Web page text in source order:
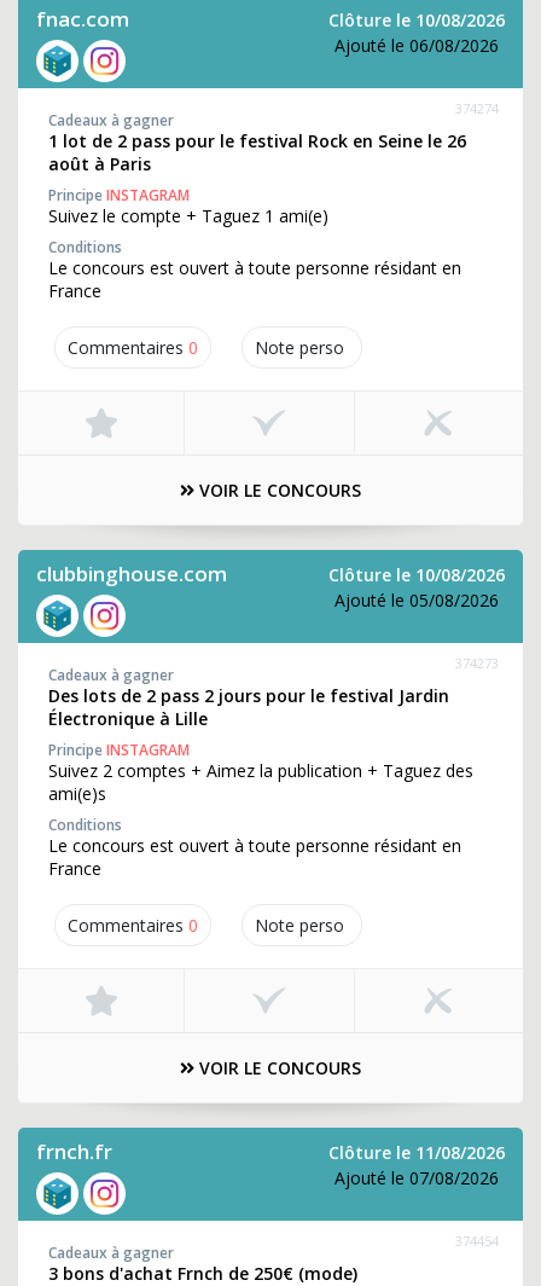
fnac.com
Clôture le 10/08/2026
Ajouté le 06/08/2026
Commentaires 0 Note perso
374274
Cadeaux à gagner
1 lot de 2 pass pour le festival Rock en Seine le 26
août à Paris
PrincipeINSTAGRAM
Suivez le compte + Taguez 1 ami(e)
Conditions
Le concours est ouvert à toute personne résidant en
France
VOIR LE CONCOURS
clubbinghouse.com
Clôture le 10/08/2026
Ajouté le 05/08/2026
Commentaires 0 Note perso
374273
Cadeaux à gagner
Des lots de 2 pass 2 jours pour le festival Jardin
Électronique à Lille
PrincipeINSTAGRAM
Suivez 2 comptes + Aimez la publication + Taguez des
ami(e)s
Conditions
Le concours est ouvert à toute personne résidant en
France
VOIR LE CONCOURS
frnch.fr
Clôture le 11/08/2026
Ajouté le 07/08/2026
374454
Cadeaux à gagner
3 bons d'achat Frnch de 250€ (mode)